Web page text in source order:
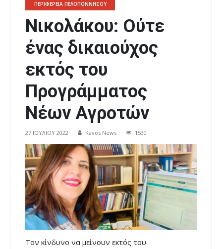
ΠΕΡΙΦΕΡΕΙΑ ΠΕΛΟΠΟΝΝΗΣΟΥ
Νικολάκου: Ούτε
ένας δικαιούχος
εκτός του
Προγράμματος
Νέων Αγροτών
27 ΙΟΥΛΊΟΥ 2022 Kavos News 1530
Τον κίνδυνο να μείνουν εκτός του